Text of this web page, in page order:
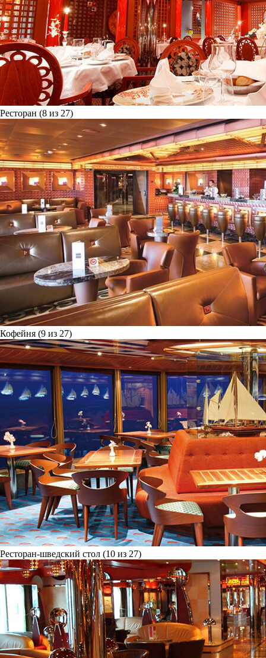
Ресторан (8 из 27)
Кофейня (9 из 27)
Ресторан-шведский стол (10 из 27)